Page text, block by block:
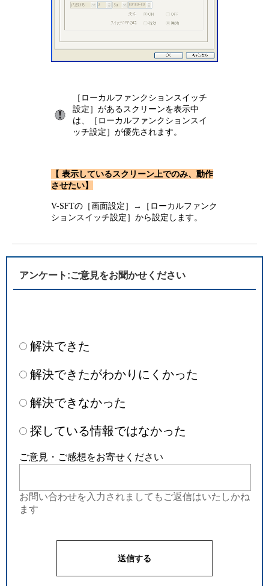
［ローカルファンクションスイッチ
設定］があるスクリーンを表示中
は、［ローカルファンクションスイ
ッチ設定］が優先されます。
【 表示しているスクリーン上でのみ、動作
させたい】
V-SFTの［画面設定］→［ローカルファンク
ションスイッチ設定］から設定します。
アンケート:ご意見をお聞かせください
解決できた
解決できたがわかりにくかった
解決できなかった
探している情報ではなかった
ご意見・ご感想をお寄せください
お問い合わせを入力されましてもご返信はいたしかね
ます